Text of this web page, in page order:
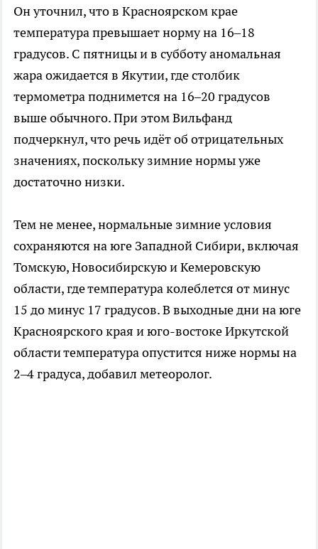
Он уточнил, что в Красноярском крае
температура превышает норму на 16–18
градусов. С пятницы и в субботу аномальная
жара ожидается в Якутии, где столбик
термометра поднимется на 16–20 градусов
выше обычного. При этом Вильфанд
подчеркнул, что речь идёт об отрицательных
значениях, поскольку зимние нормы уже
достаточно низки.
Тем не менее, нормальные зимние условия
сохраняются на юге Западной Сибири, включая
Томскую, Новосибирскую и Кемеровскую
области, где температура колеблется от минус
15 до минус 17 градусов. В выходные дни на юге
Красноярского края и юго-востоке Иркутской
области температура опустится ниже нормы на
2–4 градуса, добавил метеоролог.